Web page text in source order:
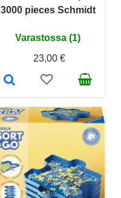
3000 pieces Schmidt
Varastossa (1)
23,00 €